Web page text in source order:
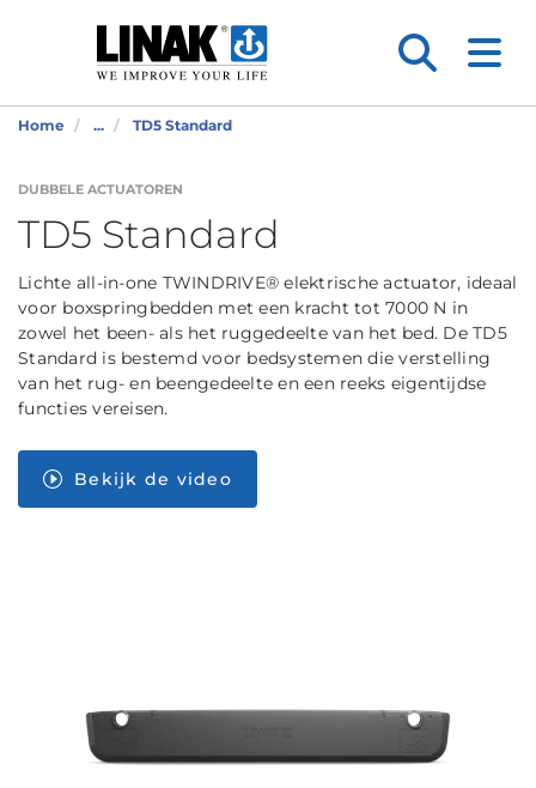
Home ... TD5 Standard
DUBBELE ACTUATOREN
TD5 Standard
Lichte all-in-one TWINDRIVE® elektrische actuator, ideaal
voor boxspringbedden met een kracht tot 7000 N in
zowel het been- als het ruggedeelte van het bed. De TD5
Standard is bestemd voor bedsystemen die verstelling
van het rug- en beengedeelte en een reeks eigentijdse
functies vereisen.
Bekijk de video